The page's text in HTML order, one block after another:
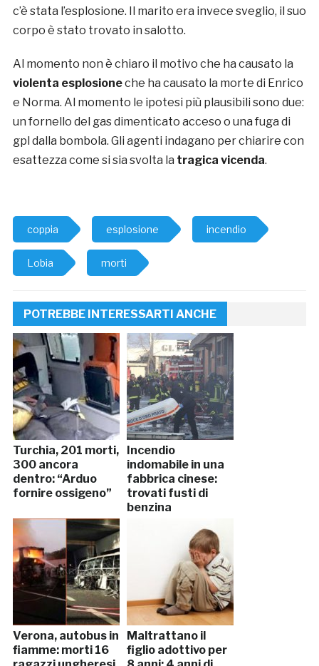
c’è stata l’esplosione. Il marito era invece sveglio, il suo
corpo è stato trovato in salotto.
Al momento non è chiaro il motivo che ha causato la
violenta esplosioneche ha causato la morte di Enrico
e Norma. Al momento le ipotesi più plausibili sono due:
un fornello del gas dimenticato acceso o una fuga di
gpl dalla bombola. Gli agenti indagano per chiarire con
esattezza come si sia svolta la tragica vicenda.
coppia esplosione incendio
Lobia morti
POTREBBE INTERESSARTI ANCHE
Turchia, 201 morti,
300 ancora
dentro: “Arduo
fornire ossigeno”
Incendio
indomabile in una
fabbrica cinese:
trovati fusti di
benzina
Verona, autobus in
fiamme: morti 16
Maltrattano il
figlio adottivo per